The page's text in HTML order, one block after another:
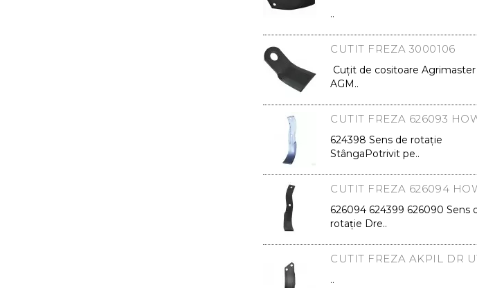
..
CUTIT FREZA 3000106
Cuțit de cositoare Agrimaster
AGM..
CUTIT FREZA 626093
624398 Sens de rotație
StângaPotrivit pe..
CUTIT FREZA 626094
626094 624399 626090 Sens
rotație Dre..
CUTIT FREZA AKPIL DR
..